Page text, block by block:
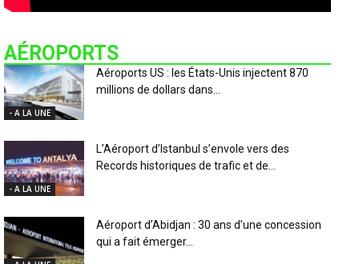
AÉROPORTS
- A LA UNE
Aéroports US : les États-Unis injectent 870
millions de dollars dans...
- A LA UNE
L’Aéroport d’Istanbul s’envole vers des
Records historiques de trafic et de...
Aéroport d’Abidjan : 30 ans d’une concession
qui a fait émerger...